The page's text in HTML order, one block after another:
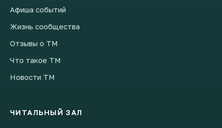
Афиша событий
Жизнь сообщества
Отзывы о ТМ
Что такое ТМ
Новости ТМ
ЧИТАЛЬНЫЙ ЗАЛ